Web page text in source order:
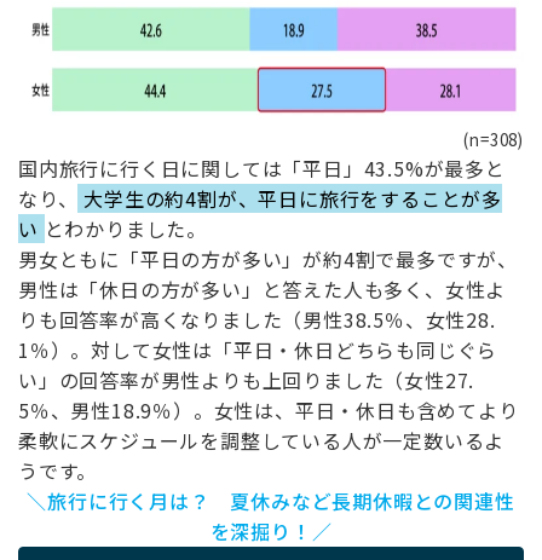
(n=308)
国内旅行に行く日に関しては「平日」43.5%が最多と
なり、
大学生の約4割が、平日に旅行をすることが多
い とわかりました。
男女ともに「平日の方が多い」が約4割で最多ですが、
男性は「休日の方が多い」と答えた人も多く、女性よ
りも回答率が高くなりました（男性38.5％、女性28.
1％）。対して女性は「平日・休日どちらも同じぐら
い」の回答率が男性よりも上回りました（女性27.
5％、男性18.9％）。女性は、平日・休日も含めてより
柔軟にスケジュールを調整している人が一定数いるよ
うです。
＼旅行に行く月は？ 夏休みなど長期休暇との関連性
を深掘り！／